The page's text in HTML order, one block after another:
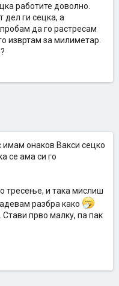
работите доволно.
дел ги сецка, а
да го растресам
извртам за милиметар.
имам онаков Вакси сецко
се ама си го
тресење, и така мислиш
разбра како
Стави прво малку, па пак